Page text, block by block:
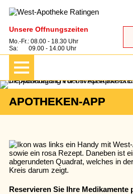
Unsere Öffnungszeiten
Mo.-Fr.: 08.00 - 18.30 Uhr
Sa: 09.00 - 14.00 Uhr
APOTHEKEN-APP
Reservieren Sie Ihre Medikamente